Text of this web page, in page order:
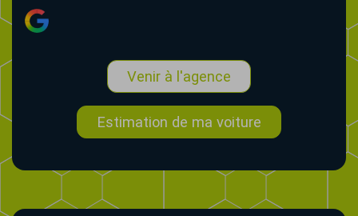
Venir à l'agence
Estimation de ma voiture